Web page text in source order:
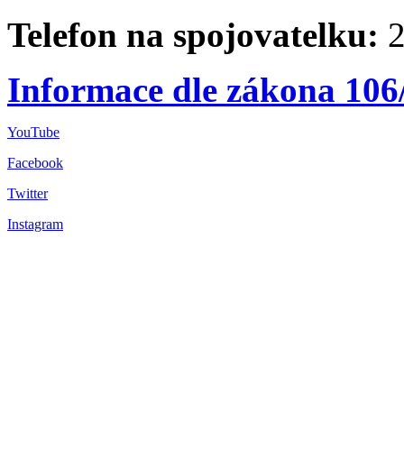
Telefon na spojovatelku:
Informace dle zákona
YouTube
Facebook
Twitter
Instagram